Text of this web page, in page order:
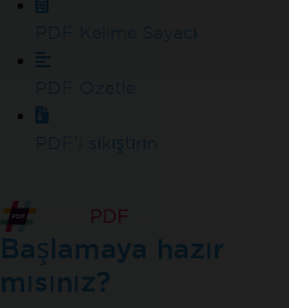
PDF Kelime Sayacı
PDF Özetle
PDF'i sıkıştırın
Başlamaya hazır
mısınız?